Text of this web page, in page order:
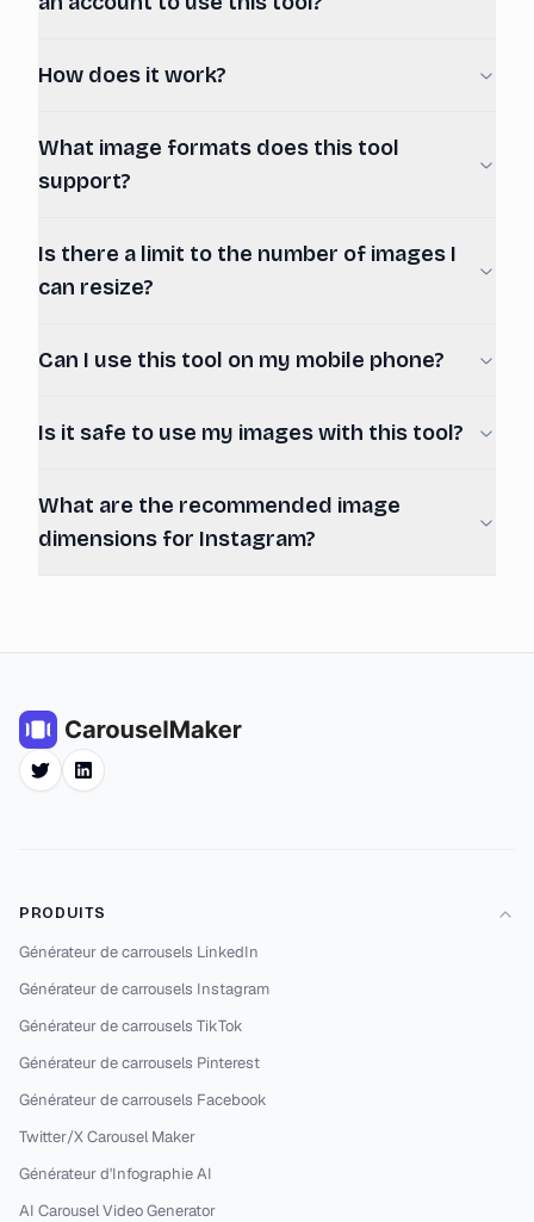
How does it work?
What image formats does this tool
support?
Is there a limit to the number of images I
can resize?
Can I use this tool on my mobile phone?
Is it safe to use my images with this tool?
What are the recommended image
dimensions for Instagram?
TwitterLinkedIn
PRODUITS
Générateur de carrousels LinkedIn
Générateur de carrousels Instagram
Générateur de carrousels TikTok
Générateur de carrousels Pinterest
Générateur de carrousels Facebook
Twitter/X Carousel Maker
Générateur d'Infographie AI
AI Carousel Video Generator